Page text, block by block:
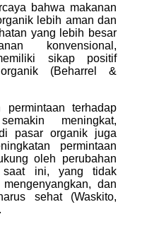
bahwa makanan
lebih aman dan
yang lebih besar
konvensional,
sikap positif
(Beharrel &
terhadap
meningkat,
pasar organik juga
permintaan
oleh perubahan
saat ini, yang tidak
dan
sehat (Waskito,